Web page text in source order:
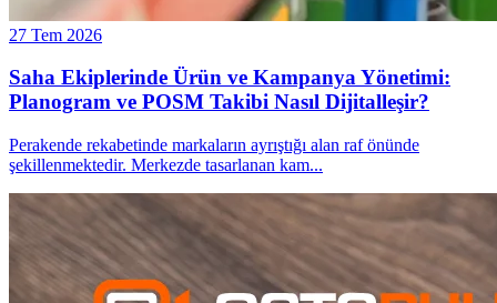
27 Tem 2026
Saha Ekiplerinde Ürün ve Kampanya Yönetimi:
Planogram ve POSM Takibi Nasıl Dijitalleşir?
Perakende rekabetinde markaların ayrıştığı alan raf önünde
şekillenmektedir. Merkezde tasarlanan kam...